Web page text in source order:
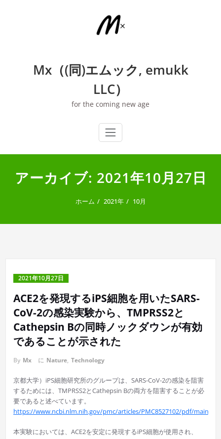
Mx（(同)エムック, emukk
LLC）
for the coming new age
アーカイブ: 2021年10月27日
ホーム 2021年 10月
2021年10月27日
ACE2を発現するiPS細胞を用いたSARS-
CoV-2の感染実験から、TMPRSS2と
Cathepsin Bの同時ノックダウンが有効
であることが示された
By Mx に Nature, Technology
京都大学）iPS細胞研究所のグループは、SARS-CoV-2の感染を阻害
するためには、TMPRSS2とCathepsin Bの両方を阻害することが必
要であると述べています。
https://www.ncbi.nlm.nih.gov/pmc/articles/PMC8527102/pdf/main.pdf
本実験においては、ACE2を安定に発現するiPS細胞が使用され、